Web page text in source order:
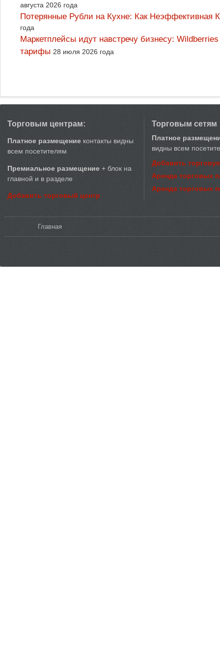
августа 2026 года
Потерянные Рубли на Кухне: Как
года
Маркетплейсы идут навстречу бизнесу:
тарифы 28 июля 2026 года
Торговым центрам:
Платное размещение контакты видны
всем посетителям
Премиальное размещение + блок на
главной и в разделе
Добавить торговый центр
Торговым сетям
Платное
видны всем
Добавить
Аренда торговых
Аренда торговых
Главная